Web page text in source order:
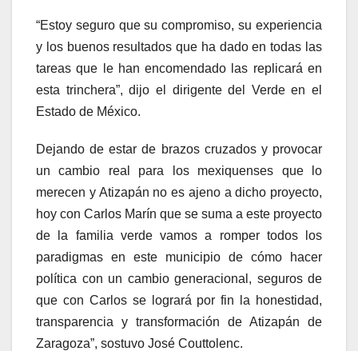
“Estoy seguro que su compromiso, su experiencia
y los buenos resultados que ha dado en todas las
tareas que le han encomendado las replicará en
esta trinchera”, dijo el dirigente del Verde en el
Estado de México.
Dejando de estar de brazos cruzados y provocar
un cambio real para los mexiquenses que lo
merecen y Atizapán no es ajeno a dicho proyecto,
hoy con Carlos Marín que se suma a este proyecto
de la familia verde vamos a romper todos los
paradigmas en este municipio de cómo hacer
política con un cambio generacional, seguros de
que con Carlos se logrará por fin la honestidad,
transparencia y transformación de Atizapán de
Zaragoza”, sostuvo José Couttolenc.